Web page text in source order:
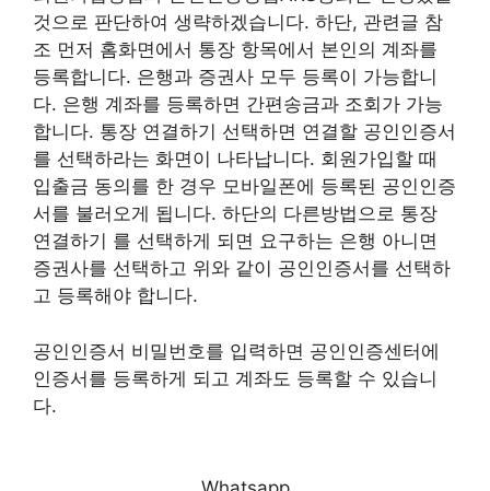
것으로 판단하여 생략하겠습니다. 하단, 관련글 참
조 먼저 홈화면에서 통장 항목에서 본인의 계좌를
등록합니다. 은행과 증권사 모두 등록이 가능합니
다. 은행 계좌를 등록하면 간편송금과 조회가 가능
합니다. 통장 연결하기 선택하면 연결할 공인인증서
를 선택하라는 화면이 나타납니다. 회원가입할 때
입출금 동의를 한 경우 모바일폰에 등록된 공인인증
서를 불러오게 됩니다. 하단의 다른방법으로 통장
연결하기 를 선택하게 되면 요구하는 은행 아니면
증권사를 선택하고 위와 같이 공인인증서를 선택하
고 등록해야 합니다.
공인인증서 비밀번호를 입력하면 공인인증센터에
인증서를 등록하게 되고 계좌도 등록할 수 있습니
다.